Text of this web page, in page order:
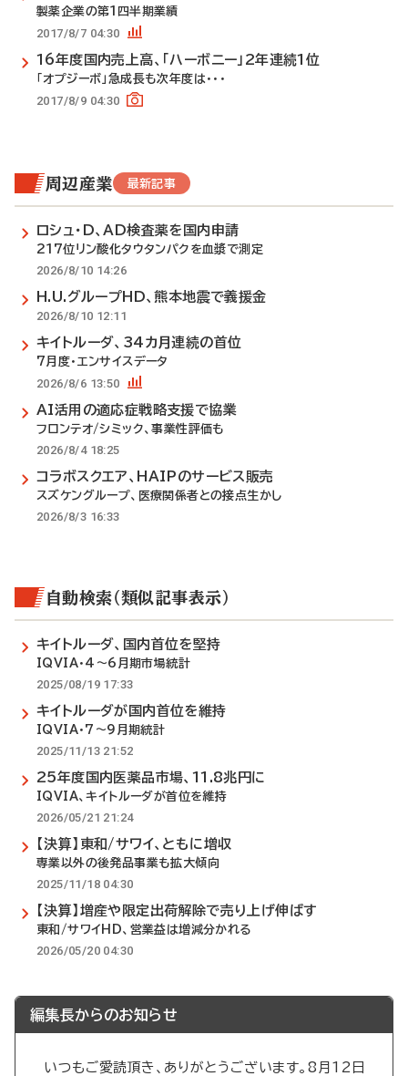
製薬企業の第1四半期業績
2017/8/7 04:30
16年度国内売上高、「ハーボニー」2年連続1位
「オプジーボ」急成長も次年度は･･･
2017/8/9 04:30
周辺産業 最新記事
ロシュ・D、AD検査薬を国内申請
217位リン酸化タウタンパクを血漿で測定
2026/8/10 14:26
H.U.グループHD、熊本地震で義援金
2026/8/10 12:11
キイトルーダ、34カ月連続の首位
7月度・エンサイスデータ
2026/8/6 13:50
AI活用の適応症戦略支援で協業
フロンテオ/シミック、事業性評価も
2026/8/4 18:25
コラボスクエア、HAIPのサービス販売
スズケングループ、医療関係者との接点生かし
2026/8/3 16:33
自動検索（類似記事表示）
キイトルーダ、国内首位を堅持
IQVIA・4～6月期市場統計
2025/08/19 17:33
キイトルーダが国内首位を維持
IQVIA・7～9月期統計
2025/11/13 21:52
25年度国内医薬品市場、11.8兆円に
IQVIA、キイトルーダが首位を維持
2026/05/21 21:24
【決算】東和/サワイ、ともに増収
専業以外の後発品事業も拡大傾向
2025/11/18 04:30
【決算】増産や限定出荷解除で売り上げ伸ばす
東和/サワイHD、営業益は増減分かれる
2026/05/20 04:30
編集長からのお知らせ
いつもご愛読頂き、ありがとうございます。8月12日